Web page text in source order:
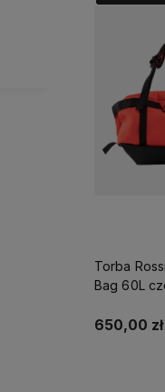
Torba
Bag 60L
650,00 zł